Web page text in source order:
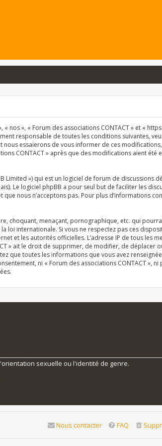
nos », « Forum des associations CONTACT » et «
responsable de toutes les conditions suivantes,
essaierons de vous informer de ces
CONTACT » après que des modifications aient été
») qui est un logiciel de forum de discussions
Le logiciel phpBB a pour seul but de faciliter les
nous n’acceptons pas. Pour plus d’informations
choquant, menaçant, pornographique, etc. qui
loi internationale. Si vous ne respectez pas ces
et les autorités officielles. L’adresse IP de tous les
» ait le droit de supprimer, de modifier, de déplacer
que toutes les informations que vous avez
ni « Forum des associations CONTACT »,
sexuelle ou l'identité de genre.
FAQ
Nous contacter